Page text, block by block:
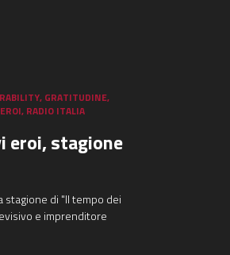
, GRATITUDINE,
, RADIO ITALIA
eroi, stagione
stagione di "Il tempo dei
e imprenditore